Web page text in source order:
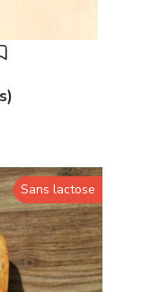
Sans lactose